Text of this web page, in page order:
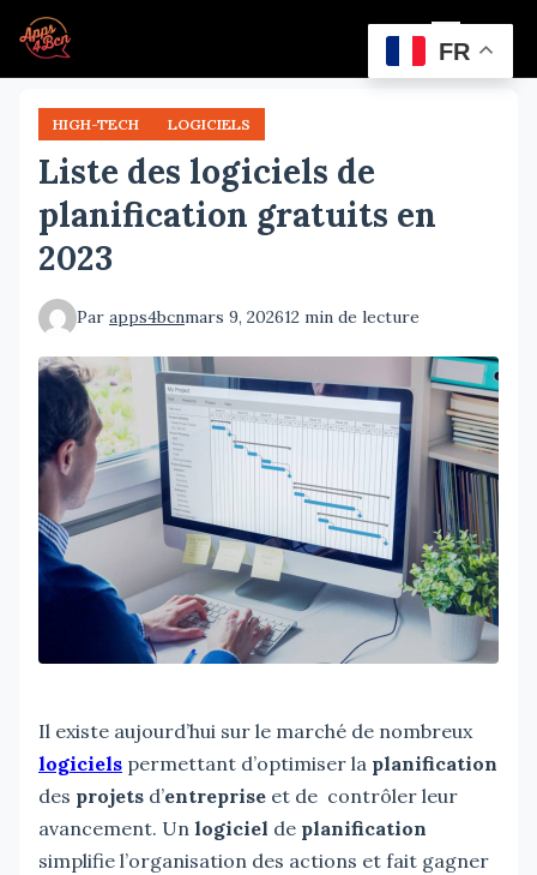
Aller
au
contenu
principal
HIGH-TECH LOGICIELS
Liste des logiciels de
planification gratuits en
2023
Par apps4bcnmars 9, 202612 min de lecture
Il existe aujourd’hui sur le marché de nombreux
logiciels permettant d’optimiser la planification
des projets d’entreprise et de contrôler leur
avancement. Un logiciel de planification
simplifie l’organisation des actions et fait gagner
FR